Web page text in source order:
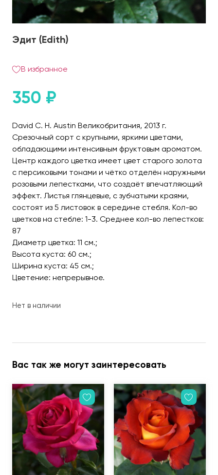
Эдит (Edith)
В избранное
350 ₽
David C. H. Austin Великобритания, 2013 г.
Срезочный сорт с крупными, яркими цветами,
обладающими интенсивным фруктовым ароматом.
Центр каждого цветка имеет цвет старого золота
с персиковыми тонами и чётко отделён наружными
розовыми лепестками, что создаёт впечатляющий
эффект. Листья глянцевые, с зубчатыми краями,
состоят из 5 листовок в середине стебля. Кол-во
цветков на стебле: 1-3. Среднее кол-во лепестков:
87
Диаметр цветка: 11 см.;
Высота куста: 60 см.;
Ширина куста: 45 см.;
Цветение: непрерывное.
Нет в наличии
Вас так же могут заинтересовать